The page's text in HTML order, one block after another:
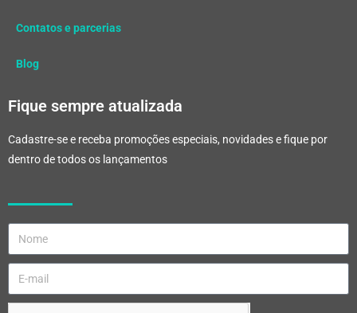
Contatos e parcerias
Blog
Fique sempre atualizada
Cadastre-se e receba promoções especiais, novidades e fique por
dentro de todos os lançamentos